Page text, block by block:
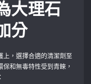
大理石
分
上，選擇合適的清潔劑至
和無毒特性受到青睞，